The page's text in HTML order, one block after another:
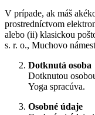
V prípade, ak máš
prostredníctvom
alebo (ii) klasickou
s. r. o., Muchovo
Dotknutá osoba
Dotknutou
Yoga spracúva.
Osobné údaje